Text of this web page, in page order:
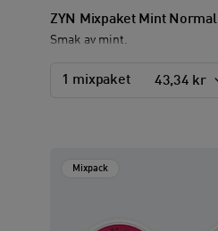
ZYN Mixpaket Mint Normal
Smak av mint.
1 mixpaket 43,34 kr
Mixpack